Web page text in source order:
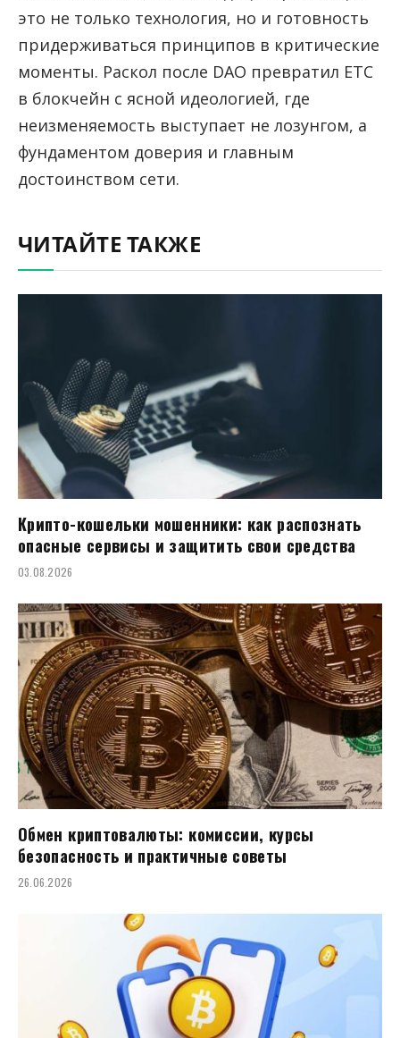
это не только технология, но и готовность
придерживаться принципов в критические
моменты. Раскол после DAO превратил ETC
в блокчейн с ясной идеологией, где
неизменяемость выступает не лозунгом, а
фундаментом доверия и главным
достоинством сети.
ЧИТАЙТЕ ТАКЖЕ
Крипто-кошельки мошенники: как распознать
опасные сервисы и защитить свои средства
03.08.2026
Обмен криптовалюты: комиссии, курсы
безопасность и практичные советы
26.06.2026